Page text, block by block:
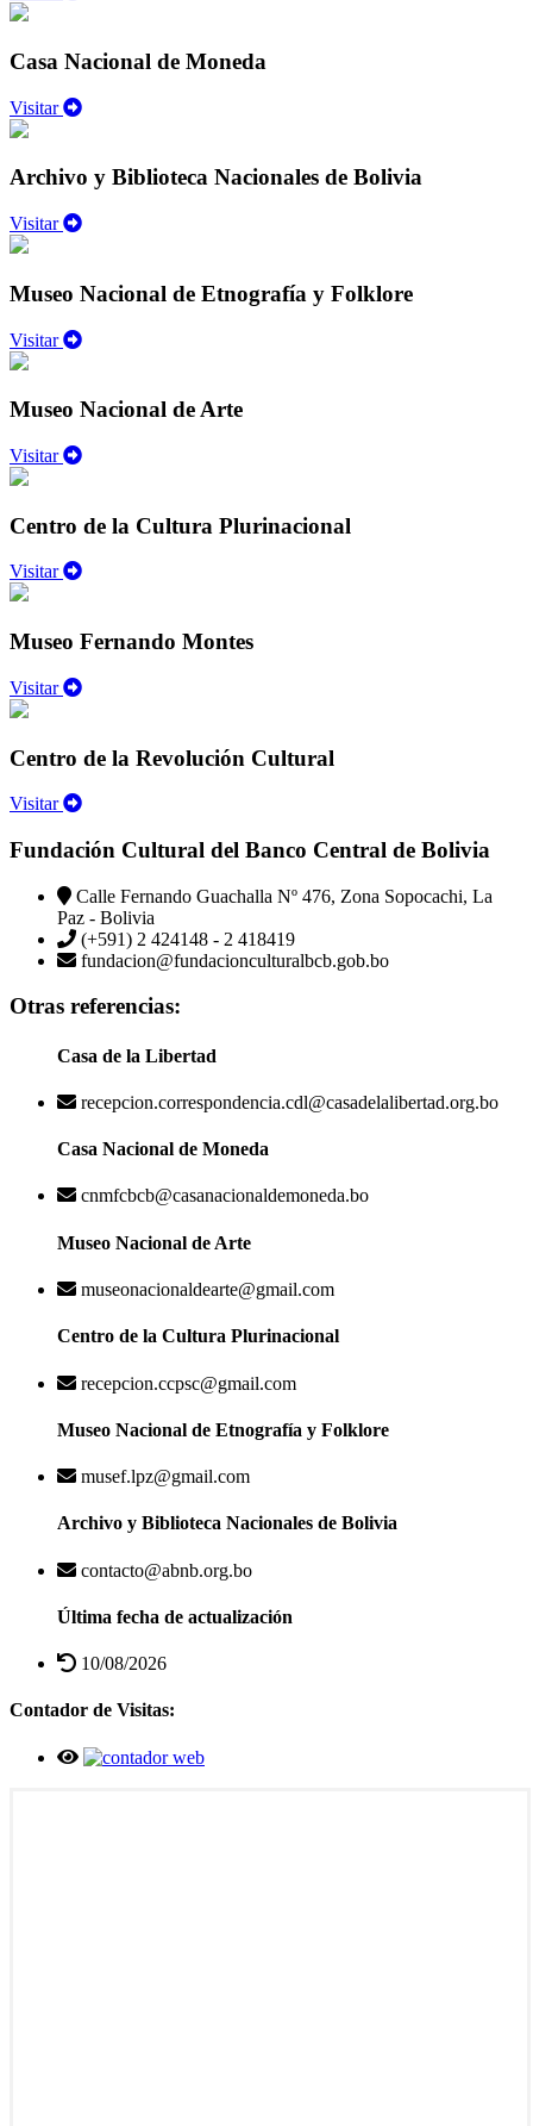
Casa Nacional de Moneda
Visitar
Archivo y Biblioteca Nacionales de Bolivia
Visitar
Museo Nacional de Etnografía y Folklore
Visitar
Museo Nacional de Arte
Visitar
Centro de la Cultura Plurinacional
Visitar
Museo Fernando Montes
Visitar
Centro de la Revolución Cultural
Visitar
Fundación Cultural del Banco Central de Bolivia
Calle Fernando Guachalla Nº 476, Zona Sopocachi, La
Paz - Bolivia
(+591) 2 424148 - 2 418419
fundacion@fundacionculturalbcb.gob.bo
Otras referencias:
Casa de la Libertad
recepcion.correspondencia.cdl@casadelalibertad.org.bo
Casa Nacional de Moneda
cnmfcbcb@casanacionaldemoneda.bo
Museo Nacional de Arte
museonacionaldearte@gmail.com
Centro de la Cultura Plurinacional
recepcion.ccpsc@gmail.com
Museo Nacional de Etnografía y Folklore
musef.lpz@gmail.com
Archivo y Biblioteca Nacionales de Bolivia
contacto@abnb.org.bo
Última fecha de actualización
10/08/2026
Contador de Visitas: